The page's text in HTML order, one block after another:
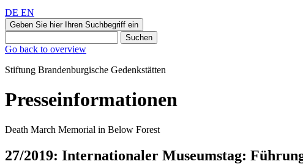
DE EN
Geben Sie hier Ihren Suchbegriff ein
Suchen
Go back to overview
Stiftung Brandenburgische Gedenkstätten
Presseinformationen
Death March Memorial in Below Forest
27/2019: Internationaler Museumstag: